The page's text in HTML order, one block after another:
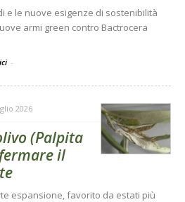
e le nuove esigenze di sostenibilità
armi green contro Bactrocera
-
2026
(Palpita
il
espansione, favorito da estati più